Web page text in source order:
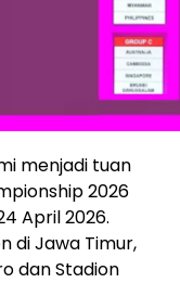
menjadi tuan
2026
April 2026.
di Jawa Timur,
dan Stadion